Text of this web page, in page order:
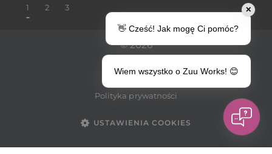
1 2 3
© 2026
zuu.works
Polityka prywatności
USTAWIENIA COOKIES
✕
👋 Cześć! Jak mogę Ci pomóc?
Wiem wszystko o Zuu Works! 😊